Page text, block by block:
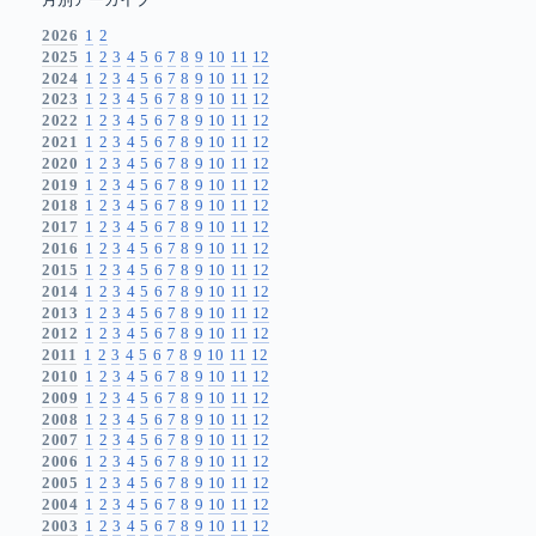
2026 1 2
2025 1 2 3 4 5 6 7 8 9 10 11 12
2024 1 2 3 4 5 6 7 8 9 10 11 12
2023 1 2 3 4 5 6 7 8 9 10 11 12
2022 1 2 3 4 5 6 7 8 9 10 11 12
2021 1 2 3 4 5 6 7 8 9 10 11 12
2020 1 2 3 4 5 6 7 8 9 10 11 12
2019 1 2 3 4 5 6 7 8 9 10 11 12
2018 1 2 3 4 5 6 7 8 9 10 11 12
2017 1 2 3 4 5 6 7 8 9 10 11 12
2016 1 2 3 4 5 6 7 8 9 10 11 12
2015 1 2 3 4 5 6 7 8 9 10 11 12
2014 1 2 3 4 5 6 7 8 9 10 11 12
2013 1 2 3 4 5 6 7 8 9 10 11 12
2012 1 2 3 4 5 6 7 8 9 10 11 12
2011 1 2 3 4 5 6 7 8 9 10 11 12
2010 1 2 3 4 5 6 7 8 9 10 11 12
2009 1 2 3 4 5 6 7 8 9 10 11 12
2008 1 2 3 4 5 6 7 8 9 10 11 12
2007 1 2 3 4 5 6 7 8 9 10 11 12
2006 1 2 3 4 5 6 7 8 9 10 11 12
2005 1 2 3 4 5 6 7 8 9 10 11 12
2004 1 2 3 4 5 6 7 8 9 10 11 12
2003 1 2 3 4 5 6 7 8 9 10 11 12